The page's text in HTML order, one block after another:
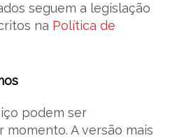
seguem a legislação
na Política de
podem ser
momento. A versão mais